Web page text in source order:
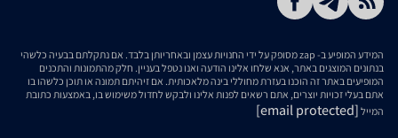
המידע המופיע ב- zap מסופק על ידי החנויות עצמן ובאחריותן בלבד. אם נתקלתם בבעיה כלשהי
בנתונים המוצגים באתר, אנא שלחו אלינו הודעה ואנו נטפל בעניין. חלק מהתמונות והתכנים
המופיעים באתר זה הוכנו בעזרת מחוללי בינה מלאכותית. אם זיהיתם תמונה או תוכן כלשהו בו
אתם בעלי זכויות יוצרים, אתם רשאים לפנות אלינו ולבקש לחדול משימוש בו, באמצעות כתובת
המייל [email protected]